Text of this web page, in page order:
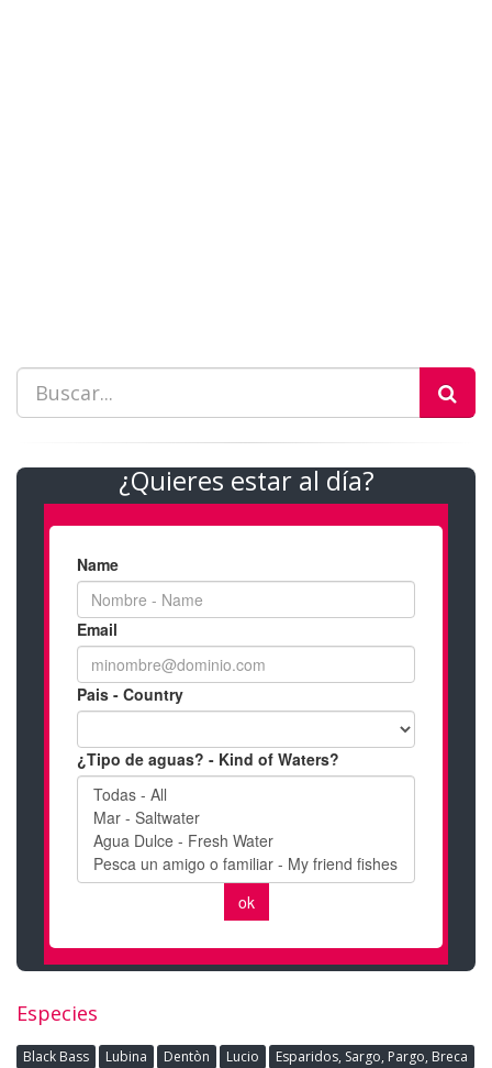
¿Quieres estar al día?
Especies
Black Bass Lubina Dentòn Lucio
Esparidos, Sargo, Pargo, Breca